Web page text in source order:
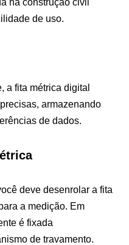
na construção civil
de uso.
a fita métrica digital
armazenando
de dados.
deve desenrolar a fita
a medição. Em
é fixada
de travamento.